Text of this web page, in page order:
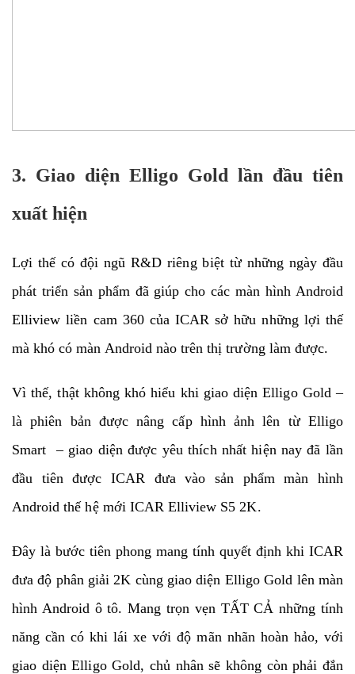
3. Giao diện Elligo Gold lần đầu tiên
xuất hiện
Lợi thế có đội ngũ R&D riêng biệt từ những ngày đầu
phát triển sản phẩm đã giúp cho các màn hình Android
Elliview liền cam 360 của ICAR sở hữu những lợi thế
mà khó có màn Android nào trên thị trường làm được.
Vì thế, thật không khó hiểu khi giao diện Elligo Gold –
là phiên bản được nâng cấp hình ảnh lên từ Elligo
Smart – giao diện được yêu thích nhất hiện nay đã lần
đầu tiên được ICAR đưa vào sản phẩm màn hình
Android thế hệ mới ICAR Elliview S5 2K.
Đây là bước tiên phong mang tính quyết định khi ICAR
đưa độ phân giải 2K cùng giao diện Elligo Gold lên màn
hình Android ô tô. Mang trọn vẹn TẤT CẢ những tính
năng cần có khi lái xe với độ mãn nhãn hoàn hảo, với
giao diện Elligo Gold, chủ nhân sẽ không còn phải đắn